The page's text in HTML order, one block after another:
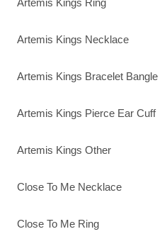
Artemis Kings Ring
Artemis Kings Necklace
Artemis Kings Bracelet Bangle
Artemis Kings Pierce Ear Cuff
Artemis Kings Other
Close To Me Necklace
Close To Me Ring